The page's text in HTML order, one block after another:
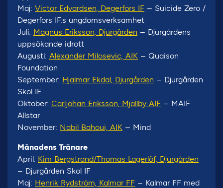
Maj: Victor Edvardsen, Degerfors IF – Suicide Zero /
Degerfors IF:s ungdomsverksamhet
Juli: Magnus Eriksson, Djurgården – Djurgårdens
uppsökande idrott
Augusti: Alexander Milosevic, AIK – Quaison
Foundation
September: Hjalmar Ekdal, Djurgården – Djurgården
Skol IF
Oktober: Carljohan Eriksson, Mjällby AIF – MAIF
Allstar
November: Nabil Bahoui, AIK – Mind
Månadens Tränare
April: Kim Bergstrand/Thomas Lagerlöf, Djurgården
– Djurgården Skol IF
Maj: Henrik Rydström, Kalmar FF – Kalmar FF med